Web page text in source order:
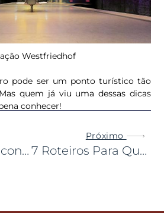
Westfriedhof
pode ser um ponto turístico tão
quem já viu uma dessas dicas
conhecer!
Conheça A Desconhecida Cidade Do Rio Grande Do Norte: Galinhos
Próximo
7 Roteiros Para Quem Quer Fugir Do Verão Tropical